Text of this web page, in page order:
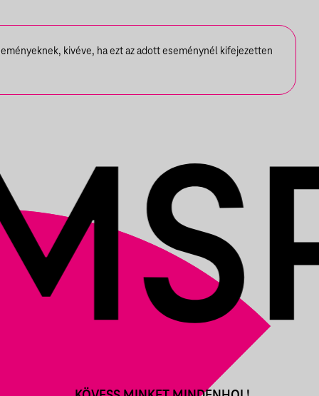
kivéve, ha ezt az adott eseménynél kifejezetten